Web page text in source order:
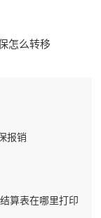
怎么转移
报销
算表在哪里打印